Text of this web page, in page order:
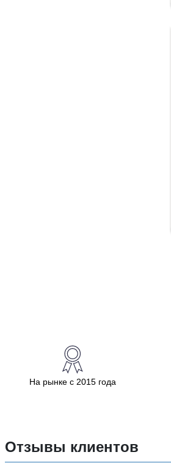
На рынке с 2015 года
Отзывы клиентов